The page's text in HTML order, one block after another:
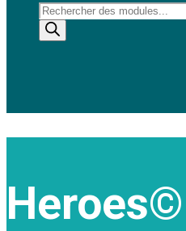
Recherche
de
produits
Heroes©